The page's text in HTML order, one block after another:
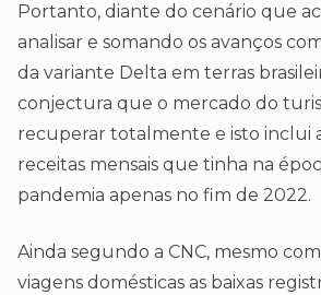
Portanto, diante do cenário que
analisar e somando os avanços
da variante Delta em terras
conjectura que o mercado do
recuperar totalmente e isto inclui
receitas mensais que tinha na
pandemia apenas no fim de 2022.
Ainda segundo a CNC, mesmo
viagens domésticas as baixas